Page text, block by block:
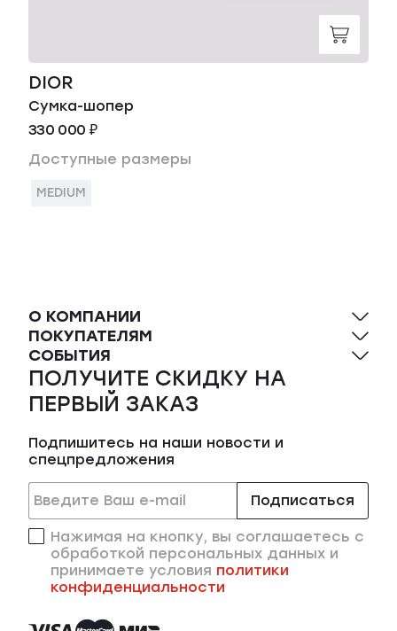
DIOR
Сумка-шопер
330 000 ₽
Доступные размеры
MEDIUM
О КОМПАНИИ
ПОКУПАТЕЛЯМ
СОБЫТИЯ
ПОЛУЧИТЕ СКИДКУ НА
ПЕРВЫЙ ЗАКАЗ
Подпишитесь на наши новости и
спецпредложения
Подписаться
Нажимая на кнопку, вы соглашаетесь с
обработкой персональных данных и
принимаете условия политики
конфиденциальности